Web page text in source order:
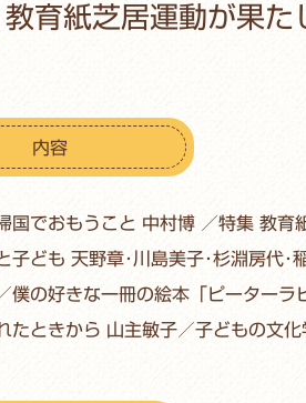
教育紙芝居運動が果
内容
国でおもうこと 中村博 ／特集 教
子ども 天野章･川島美子･杉淵房代･
僕の好きな一冊の絵本「ピーター
たときから 山主敏子／子どもの文化